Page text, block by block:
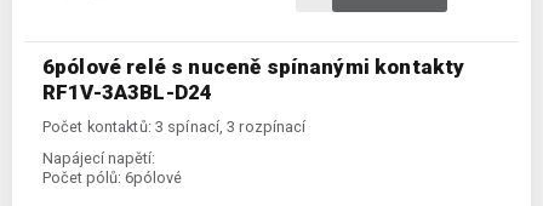
6pólové relé s nuceně spínanými kontakty
RF1V-3A3BL-D24
Počet kontaktů: 3 spínací, 3 rozpínací
Napájecí napětí:
Počet pólů: 6pólové